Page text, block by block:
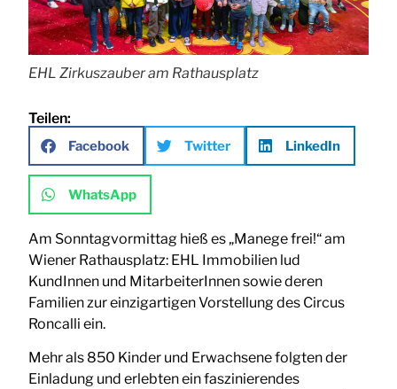
EHL Zirkuszauber am Rathausplatz
Teilen:
Facebook Twitter LinkedIn
WhatsApp
Am Sonntagvormittag hieß es „Manege frei!“ am
Wiener Rathausplatz: EHL Immobilien lud
KundInnen und MitarbeiterInnen sowie deren
Familien zur einzigartigen Vorstellung des Circus
Roncalli ein.
Mehr als 850 Kinder und Erwachsene folgten der
Einladung und erlebten ein faszinierendes